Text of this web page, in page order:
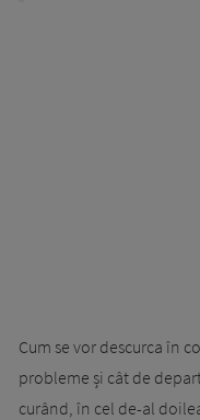
Cum se vor descurca în
probleme și cât de
curând, în cel de-al